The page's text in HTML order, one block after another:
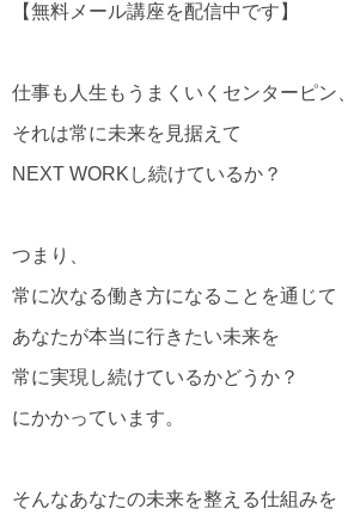
【無料メール講座を配信中です】
仕事も人生もうまくいくセンターピン、
それは常に未来を見据えて
NEXT WORKし続けているか？
つまり、
常に次なる働き方になることを通じて
あなたが本当に行きたい未来を
常に実現し続けているかどうか？
にかかっています。
そんなあなたの未来を整える仕組みを